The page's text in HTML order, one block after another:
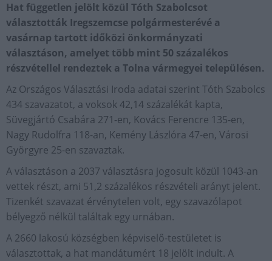
Hat független jelölt közül Tóth Szabolcsot
választották Iregszemcse polgármesterévé a
vasárnap tartott időközi önkormányzati
választáson, amelyet több mint 50 százalékos
részvétellel rendeztek a Tolna vármegyei településen.
Az Országos Választási Iroda adatai szerint Tóth Szabolcs
434 szavazatot, a voksok 42,14 százalékát kapta,
Süvegjártó Csabára 271-en, Kovács Ferencre 135-en,
Nagy Rudolfra 118-an, Kemény Lászlóra 47-en, Városi
Györgyre 25-en szavaztak.
A választáson a 2037 választásra jogosult közül 1043-an
vettek részt, ami 51,2 százalékos részvételi arányt jelent.
Tizenkét szavazat érvénytelen volt, egy szavazólapot
bélyegző nélkül találtak egy urnában.
A 2660 lakosú községben képviselő-testületet is
választottak, a hat mandátumért 18 jelölt indult. A